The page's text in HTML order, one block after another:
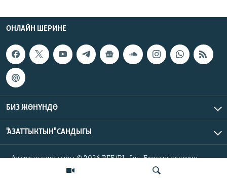
ОНЛАЙН ШЕРИНЕ
БИЗ ЖӨНҮНДӨ
"АЗАТТЫКТЫН" САНДЫГЫ
Азаттык үналгысы © 2026 RFE/RL, Inc. Бардык укуктар